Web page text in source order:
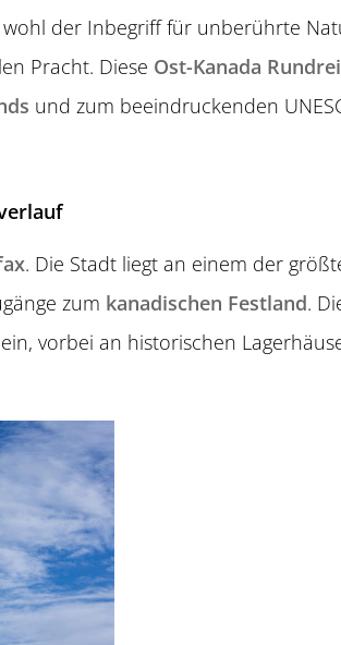
der Inbegriff für unberührte
Pracht. Diese Ost-Kanada
und zum beeindruckenden
. Die Stadt liegt an einem der
zum kanadischen Festland.
vorbei an historischen